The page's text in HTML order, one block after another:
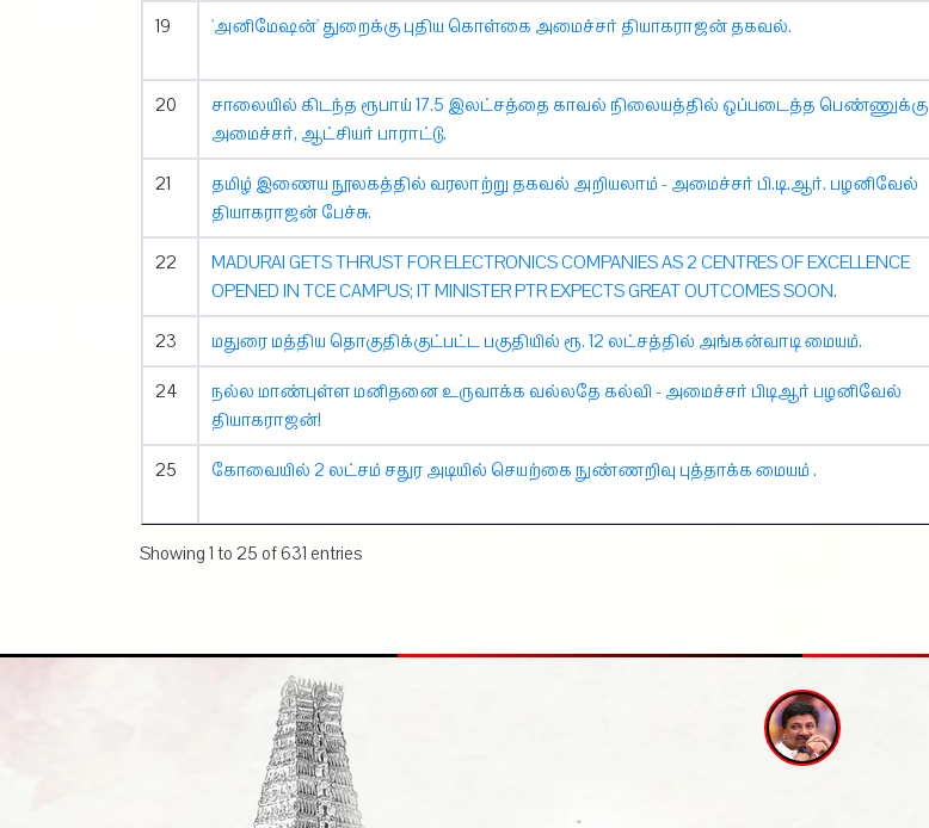
19 'அனிமேஷன்' துறைக்கு புதிய கொள்கை அமைச்சர் தியாகராஜன் தகவல்.
20
சாலையில் கிடந்த ரூபாய் 17.5 இலட்சத்தை காவல் நிலையத்தில் ஒப்படைத்த பெண்ணுக்கு
அமைச்சர், ஆட்சியர் பாராட்டு.
21
தமிழ் இணைய நூலகத்தில் வரலாற்று தகவல் அறியலாம் - அமைச்சர் பி.டி.ஆர். பழனிவேல்
தியாகராஜன் பேச்சு.
22
MADURAI GETS THRUST FOR ELECTRONICS COMPANIES AS 2 CENTRES OF EXCELLENCE
OPENED IN TCE CAMPUS; IT MINISTER PTR EXPECTS GREAT OUTCOMES SOON.
23 மதுரை மத்திய தொகுதிக்குட்பட்ட பகுதியில் ரூ. 12 லட்சத்தில் அங்கன்வாடி மையம்.
24
நல்ல மாண்புள்ள மனிதனை உருவாக்க வல்லதே கல்வி - அமைச்சர் பிடிஆர் பழனிவேல்
தியாகராஜன்!
25 கோவையில் 2 லட்சம் சதுர அடியில் செயற்கை நுண்ணறிவு புத்தாக்க மையம் .
Showing 1 to 25 of 631 entries